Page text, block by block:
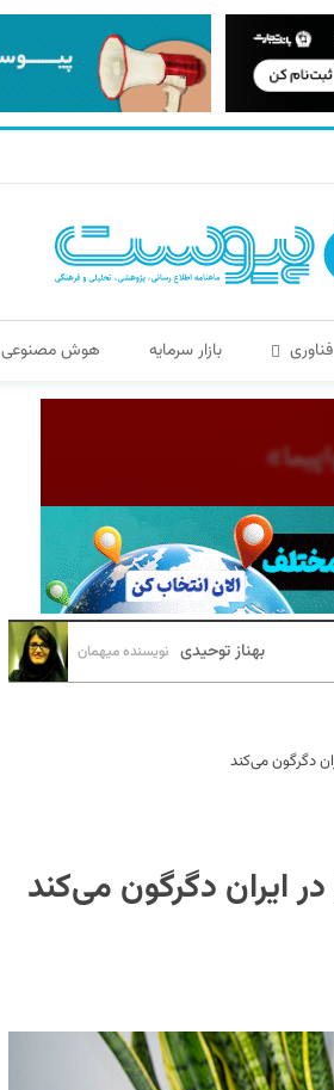
فناوری بازار سرمایه هوش مصنوعی
بهناز توحیدی نویسنده میهمان
دگرگون می‌کند
ایران دگرگون می‌کند